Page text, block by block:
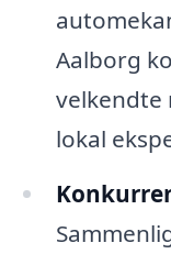
Aalborg
velkendte
lokal